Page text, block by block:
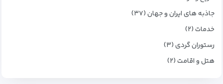
جاذبه های ایران و جهان (۳۷)
خدمات (۲)
رستوران گردی (۳)
هتل و اقامت (۲)